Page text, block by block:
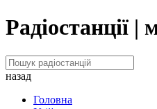
Радіостанції
назад
Головна